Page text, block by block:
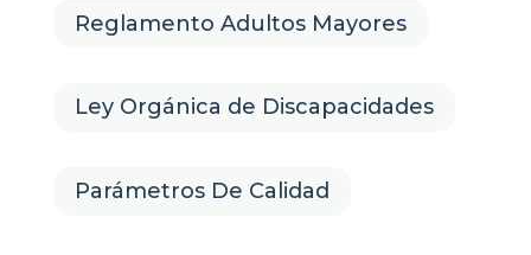
Reglamento Adultos Mayores
Ley Orgánica de Discapacidades
Parámetros De Calidad